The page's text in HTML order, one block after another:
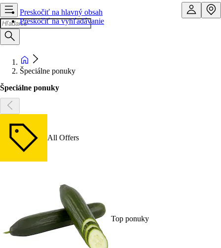
Preskočiť na hlavný obsah
Preskočiť na vyhľadávanie
Špeciálne ponuky
Špeciálne ponuky
All Offers
Top ponuky